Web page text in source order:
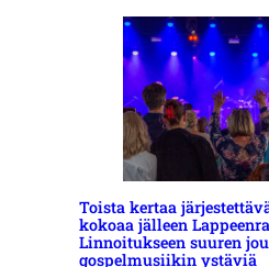
Toista kertaa
kokoaa jälleen
Linnoitukseen suuren
gospelmusiikin ystäviä